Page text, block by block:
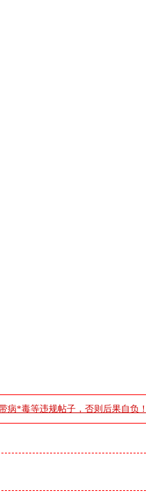
病*毒等违规帖子，否则后果自负